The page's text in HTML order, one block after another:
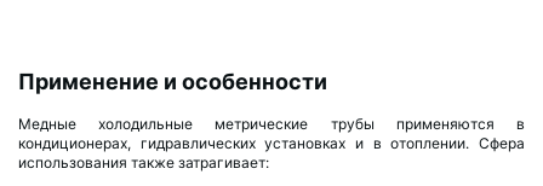
Применение и особенности
Медные холодильные метрические трубы применяются в
кондиционерах, гидравлических установках и в отоплении. Сфера
использования также затрагивает: